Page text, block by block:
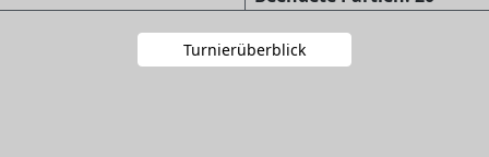
Turnierüberblick